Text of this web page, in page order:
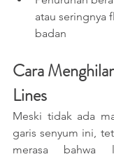
atau seringnya
badan
Cara
Lines
Meski tidak ada
garis senyum ini,
merasa bahwa